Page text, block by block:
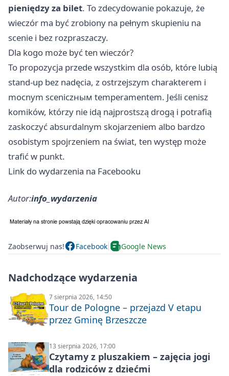
pieniędzy za bilet. To zdecydowanie pokazuje, że
wieczór ma być zrobiony na pełnym skupieniu na
scenie i bez rozpraszaczy.
Dla kogo może być ten wieczór?
To propozycja przede wszystkim dla osób, które lubią
stand-up bez nadęcia, z ostrzejszym charakterem i
mocnym sceniczным temperamentem. Jeśli cenisz
komików, którzy nie idą najprostszą drogą i potrafią
zaskoczyć absurdalnym skojarzeniem albo bardzo
osobistym spojrzeniem na świat, ten występ może
trafić w punkt.
Link do wydarzenia na Facebooku
Autor:info_wydarzenia
Zaobserwuj nas! Facebook Google News
Nadchodzące wydarzenia
7 sierpnia 2026, 14:50
Tour de Pologne – przejazd V etapu
przez Gminę Brzeszcze
13 sierpnia 2026, 17:00
Czytamy z pluszakiem – zajęcia jogi
dla rodziców z dziećmi